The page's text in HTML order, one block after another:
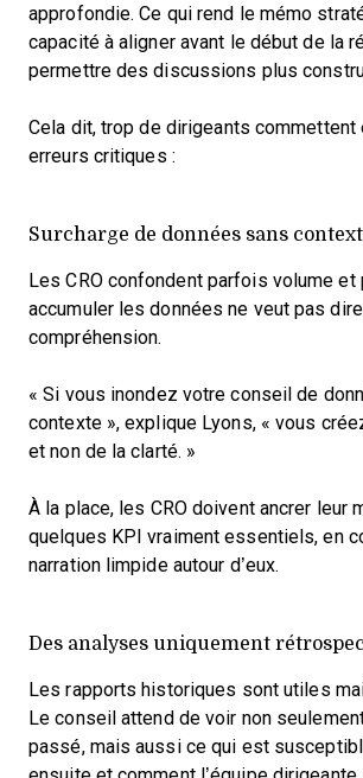
approfondie. Ce qui rend le mémo
capacité à aligner avant le début de la
permettre des discussions plus
Cela dit, trop de dirigeants commettent
erreurs critiques :
Surcharge de données sans
Les CRO confondent parfois volume et
accumuler les données ne veut pas
compréhension.
« Si vous inondez votre conseil de
contexte », explique Lyons, « vous
et non de la clarté. »
À la place, les CRO doivent ancrer leur
quelques KPI vraiment essentiels, en
narration limpide autour d’eux.
Des analyses uniquement
Les rapports historiques sont utiles
Le conseil attend de voir non
passé, mais aussi ce qui est